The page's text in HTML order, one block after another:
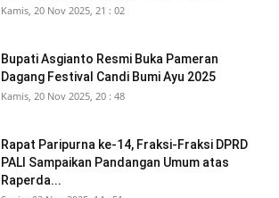
Kamis, 20 Nov 2025, 21 : 02
Bupati Asgianto Resmi Buka Pameran
Dagang Festival Candi Bumi Ayu 2025
Kamis, 20 Nov 2025, 20 : 48
Rapat Paripurna ke-14, Fraksi-Fraksi DPRD
PALI Sampaikan Pandangan Umum atas
Raperda...